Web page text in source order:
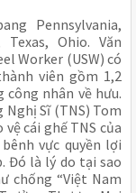
Pennsylvania,
Texas, Ohio. Văn
Worker (USW) có
viên gồm 1,2
nhân về hưu.
Sĩ (TNS) Tom
cái ghế TNS của
vực quyền lợi
Đó là lý do tại sao
chống “Việt Nam